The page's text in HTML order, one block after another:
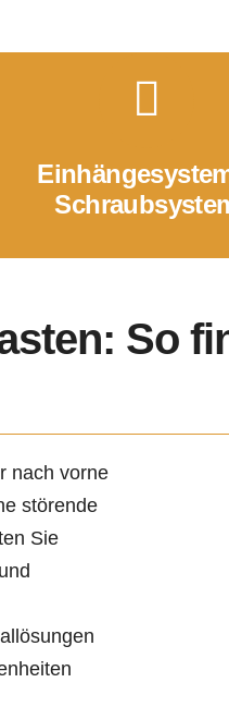
So
nach vorne
störende
Sie